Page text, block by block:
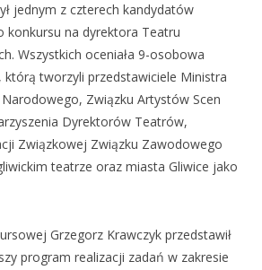
jednym z czterech kandydatów
konkursu na dyrektora Teatru
Wszystkich oceniała 9-osobowa
tworzyli przedstawiciele Ministra
Związku Artystów Scen
Dyrektorów Teatrów,
Związkowej Związku Zawodowego
teatrze oraz miasta Gliwice jako
Grzegorz Krawczyk przedstawił
program realizacji zadań w zakresie